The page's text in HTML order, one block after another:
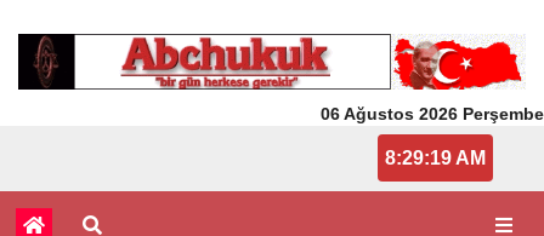
06 Ağustos 2026 Perşembe
8:29:19 AM